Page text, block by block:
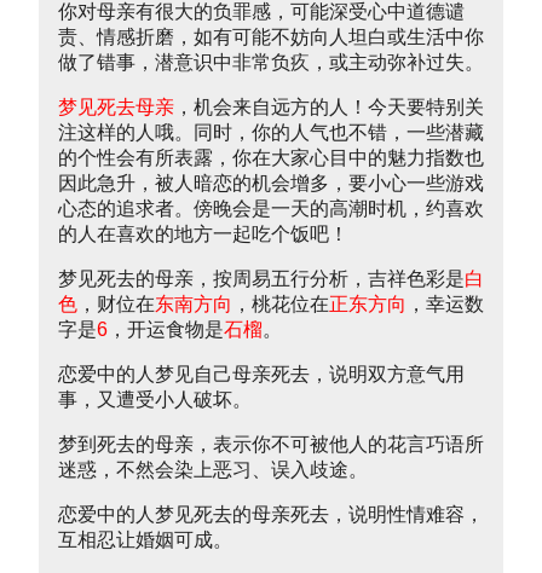
你对母亲有很大的负罪感，可能深受心中道德谴
责、情感折磨，如有可能不妨向人坦白或生活中你
做了错事，潜意识中非常负疚，或主动弥补过失。
梦见死去母亲 ，机会来自远方的人！今天要特别关
注这样的人哦。同时，你的人气也不错，一些潜藏
的个性会有所表露，你在大家心目中的魅力指数也
因此急升，被人暗恋的机会增多，要小心一些游戏
心态的追求者。傍晚会是一天的高潮时机，约喜欢
的人在喜欢的地方一起吃个饭吧！
梦见死去的母亲，按周易五行分析，吉祥色彩是白
色 ，财位在东南方向 ，桃花位在正东方向 ，幸运数
字是6 ，开运食物是石榴。
恋爱中的人梦见自己母亲死去，说明双方意气用
事，又遭受小人破坏。
梦到死去的母亲，表示你不可被他人的花言巧语所
迷惑，不然会染上恶习、误入歧途。
恋爱中的人梦见死去的母亲死去，说明性情难容，
互相忍让婚姻可成。